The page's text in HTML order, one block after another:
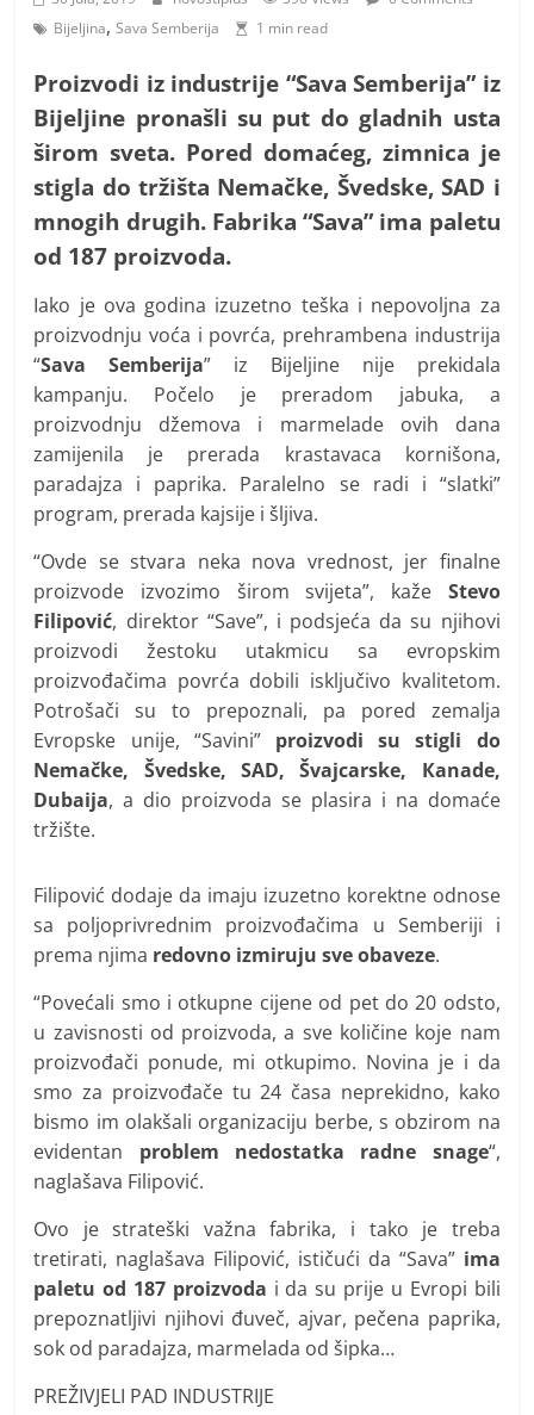
i
t
v
i
j
e
s
t
Bijeljina,Sava Semberija 1 min read
Proizvodi iz industrije “Sava Semberija” iz
Bijeljine pronašli su put do gladnih usta
širom sveta. Pored domaćeg, zimnica je
stigla do tržišta Nemačke, Švedske, SAD i
mnogih drugih. Fabrika “Sava” ima paletu
od 187 proizvoda.
Iako je ova godina izuzetno teška i nepovoljna za
proizvodnju voća i povrća, prehrambena industrija
“Sava Semberija” iz Bijeljine nije prekidala
kampanju. Počelo je preradom jabuka, a
proizvodnju džemova i marmelade ovih dana
zamijenila je prerada krastavaca kornišona,
paradajza i paprika. Paralelno se radi i “slatki”
program, prerada kajsije i šljiva.
“Ovde se stvara neka nova vrednost, jer finalne
proizvode izvozimo širom svijeta”, kaže Stevo
Filipović, direktor “Save”, i podsjeća da su njihovi
proizvodi žestoku utakmicu sa evropskim
proizvođačima povrća dobili isključivo kvalitetom.
Potrošači su to prepoznali, pa pored zemalja
Evropske unije, “Savini” proizvodi su stigli do
Nemačke, Švedske, SAD, Švajcarske, Кanade,
Dubaija, a dio proizvoda se plasira i na domaće
tržište.
Filipović dodaje da imaju izuzetno korektne odnose
sa poljoprivrednim proizvođačima u Semberiji i
prema njima redovno izmiruju sve obaveze.
“Povećali smo i otkupne cijene od pet do 20 odsto,
u zavisnosti od proizvoda, a sve količine koje nam
proizvođači ponude, mi otkupimo. Novina je i da
smo za proizvođače tu 24 časa neprekidno, kako
bismo im olakšali organizaciju berbe, s obzirom na
evidentan problem nedostatka radne snage“,
naglašava Filipović.
Ovo je strateški važna fabrika, i tako je treba
tretirati, naglašava Filipović, ističući da “Sava”ima
paletu od 187 proizvoda i da su prije u Evropi bili
prepoznatljivi njihovi đuveč, ajvar, pečena paprika,
sok od paradajza, marmelada od šipka…
PREŽIVJELI PAD INDUSTRIJE